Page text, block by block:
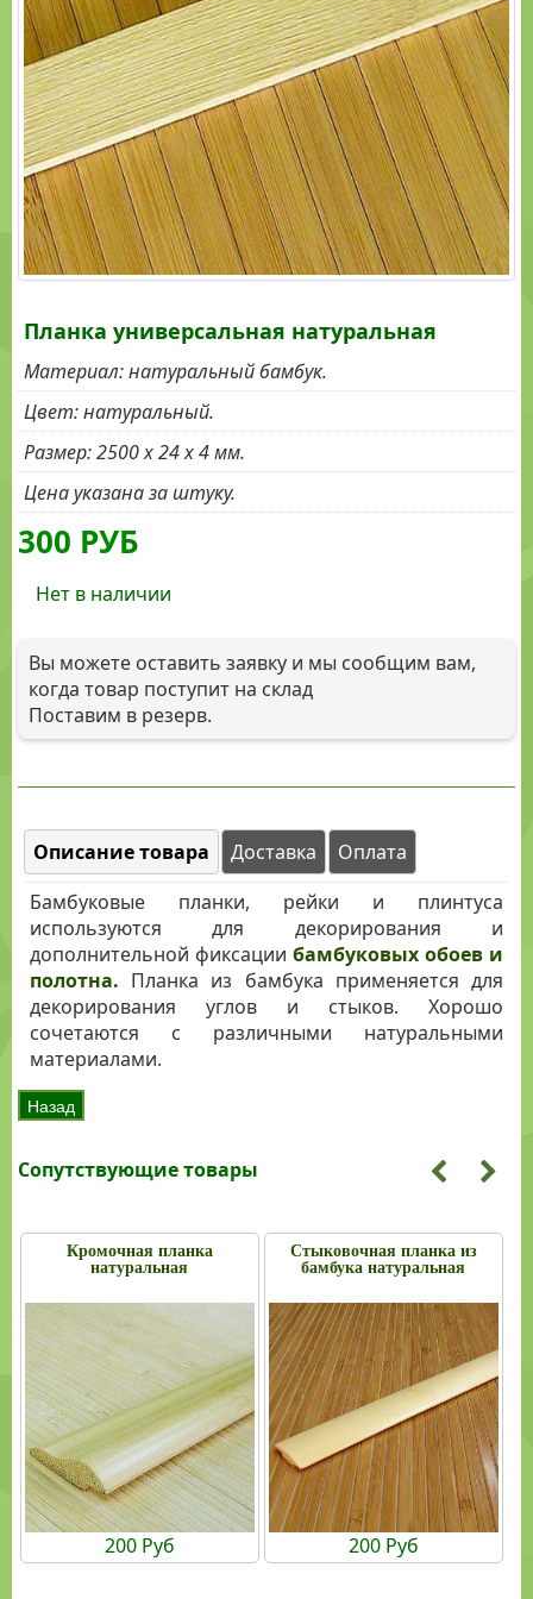
КАНАТЫ
МАНИЛЬСКИЕ
КАНАТЫ
КОКОСОВЫЕ
МОЗАИКА
КОКОСОВАЯ
СВЕТИЛЬНИКИ
ПАЛЬМОВОЕ
ПОЛОТНО
Планка универсальная натуральная
Материал:натуральный бамбук.
Цвет:натуральный.
Размер:2500 х 24 x 4 мм.
Цена указана за штуку.
300 РУБ
Нет в наличии
Вы можете оставить заявку и мы сообщим вам,
когда товар поступит на склад
Поставим в резерв.
Описание товара Доставка
Оплата
Бамбуковые планки, рейки и плинтуса
используются для декорирования и
дополнительной фиксации бамбуковых обоев и
полотна. Планка из бамбука применяется для
декорирования углов и стыков. Хорошо
сочетаются с различными натуральными
материалами.
Сопутствующие товары
Кромочная планка
натуральная
200 Руб
Стыковочная планка из
бамбука натуральная
200 Руб